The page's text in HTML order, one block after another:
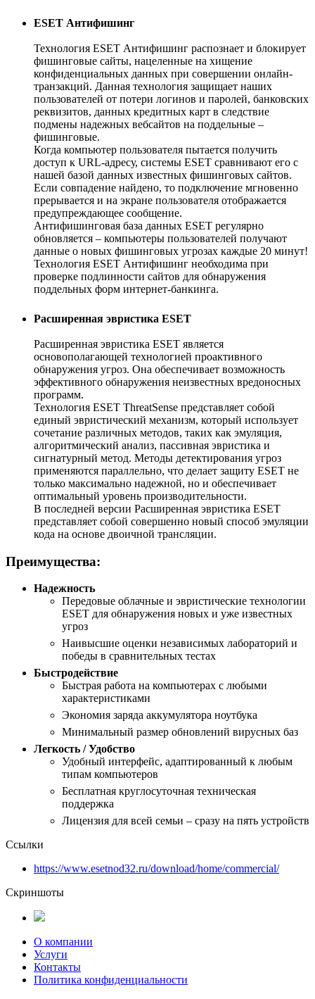
ESET Антифишинг
Технология ESET Антифишинг распознает и блокирует
фишинговые сайты, нацеленные на хищение
конфиденциальных данных при совершении онлайн-
транзакций. Данная технология защищает наших
пользователей от потери логинов и паролей, банковских
реквизитов, данных кредитных карт в следствие
подмены надежных вебсайтов на поддельные –
фишинговые.
Когда компьютер пользователя пытается получить
доступ к URL-адресу, системы ESET сравнивают его с
нашей базой данных известных фишинговых сайтов.
Если совпадение найдено, то подключение мгновенно
прерывается и на экране пользователя отображается
предупреждающее сообщение.
Антифишинговая база данных ESET регулярно
обновляется – компьютеры пользователей получают
данные о новых фишинговых угрозах каждые 20 минут!
Технология ESET Антифишинг необходима при
проверке подлинности сайтов для обнаружения
поддельных форм интернет-банкинга.
Расширенная эвристика ESET
Расширенная эвристика ESET является
основополагающей технологией проактивного
обнаружения угроз. Она обеспечивает возможность
эффективного обнаружения неизвестных вредоносных
программ.
Технология ESET ThreatSense представляет собой
единый эвристический механизм, который использует
сочетание различных методов, таких как эмуляция,
алгоритмический анализ, пассивная эвристика и
сигнатурный метод. Методы детектирования угроз
применяются параллельно, что делает защиту ESET не
только максимально надежной, но и обеспечивает
оптимальный уровень производительности.
В последней версии Расширенная эвристика ESET
представляет собой совершенно новый способ эмуляции
кода на основе двоичной трансляции.
Преимущества:
Надежность
Передовые облачные и эвристические технологии
ESET для обнаружения новых и уже известных
угроз
Наивысшие оценки независимых лабораторий и
победы в сравнительных тестах
Быстродействие
Быстрая работа на компьютерах с любыми
характеристиками
Экономия заряда аккумулятора ноутбука
Минимальный размер обновлений вирусных баз
Легкость / Удобство
Удобный интерфейс, адаптированный к любым
типам компьютеров
Бесплатная круглосуточная техническая
поддержка
Лицензия для всей семьи – сразу на пять устройств
Ссылки
https://www.esetnod32.ru/download/home/commercial/
Скриншоты
О компании
Услуги
Контакты
Политика конфиденциальности